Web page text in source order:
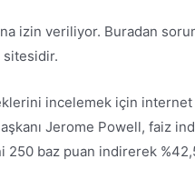
izin veriliyor. Buradan
sitesidir.
incelemek için
Jerome Powell,
baz puan indirerek